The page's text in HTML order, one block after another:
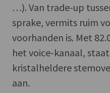
…). Van trade-up
sprake, vermits ruim
voorhanden is. Met
het voice-kanaal,
kristalheldere
aan.